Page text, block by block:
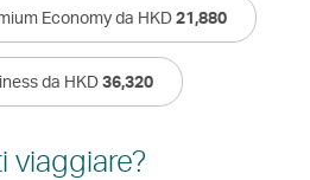
Economy da HKD21,880
da HKD36,320
viaggiare?